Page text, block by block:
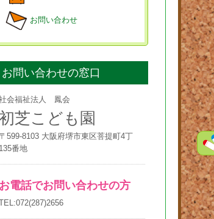
お問い合わせ
お問い合わせの窓口
会福祉法人 鳳会
芝こども園
〒599-8103 大阪府堺市東区菩提町4丁
135番地
お電話でお問い合わせの方